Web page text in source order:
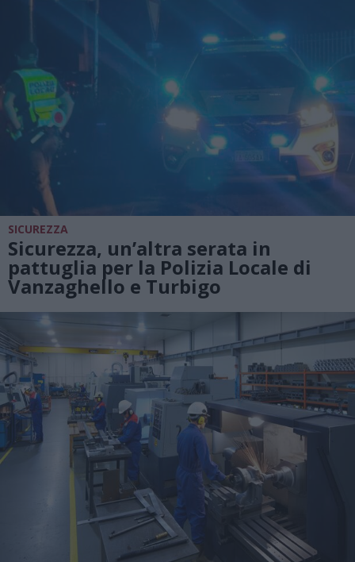
SICUREZZA
Sicurezza, un’altra serata in
pattuglia per la Polizia Locale di
Vanzaghello e Turbigo